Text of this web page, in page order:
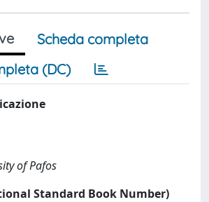
Scheda completa
(DC)
of Pafos
Standard Book Number)